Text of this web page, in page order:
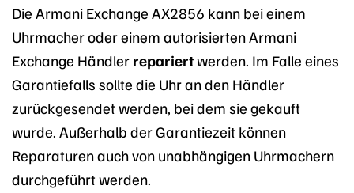
Die Armani Exchange AX2856 kann bei einem
Uhrmacher oder einem autorisierten Armani
Exchange Händler repariertwerden. Im Falle eines
Garantiefalls sollte die Uhr an den Händler
zurückgesendet werden, bei dem sie gekauft
wurde. Außerhalb der Garantiezeit können
Reparaturen auch von unabhängigen Uhrmachern
durchgeführt werden.